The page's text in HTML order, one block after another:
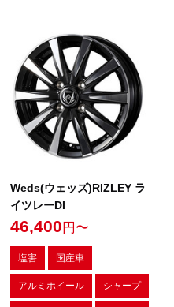
Weds(ウェッズ)RIZLEY ラ
イツレーDI
46,400 円〜
塩害 国産車
アルミホイール シャープ